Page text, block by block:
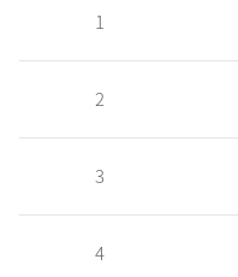
자
청
1
2
3
4